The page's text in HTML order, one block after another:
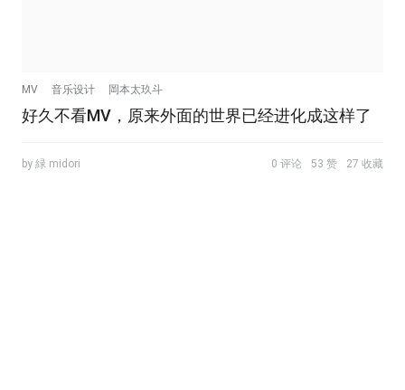
MV 音乐设计 岡本太玖斗
好久不看MV，原来外面的世界已经进化成这样了
by 緑 midori 0 评论 53 赞 27 收藏